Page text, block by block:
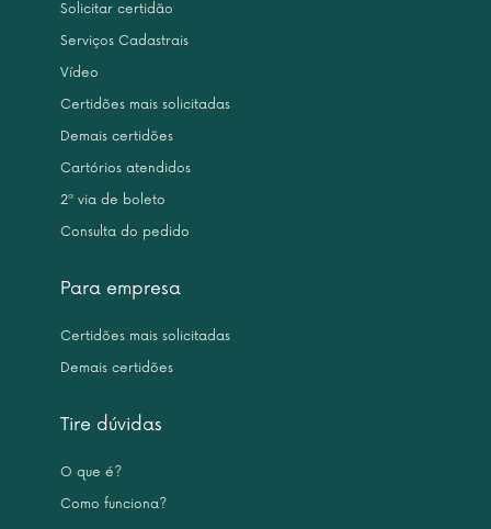
Solicitar certidão
Serviços Cadastrais
Vídeo
Certidões mais solicitadas
Demais certidões
Cartórios atendidos
2ª via de boleto
Consulta do pedido
Para empresa
Certidões mais solicitadas
Demais certidões
Tire dúvidas
O que é?
Como funciona?